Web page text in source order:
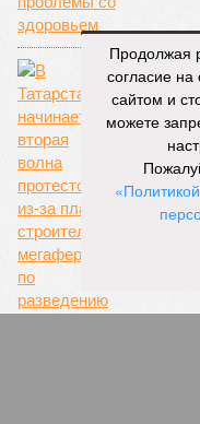
Свиньи
Продолжая
согласие
сайтом и
можете